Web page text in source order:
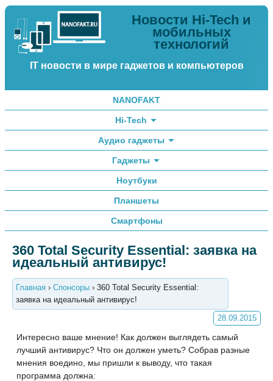
Новости Hi-Tech и
мобильных
технологий
IT новости в мире гаджетов и компьютеров
NANOFAKT
Hi-Tech
Аудио гаджеты
Гаджеты
Ноутбуки
Планшеты
Смартфоны
360 Total Security Essential: заявка на
идеальный антивирус!
Главная › Спонсоры › 360 Total Security Essential:
заявка на идеальный антивирус!
28.09.2015
Интересно ваше мнение! Как должен выглядеть самый
лучший антивирус? Что он должен уметь? Собрав разные
мнения воедино, мы пришли к выводу, что такая
программа должна: